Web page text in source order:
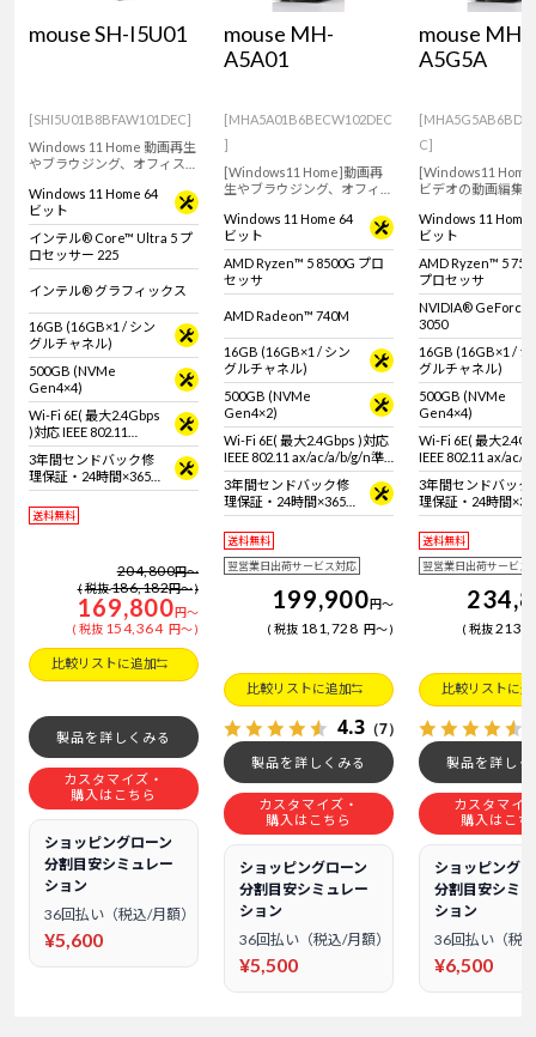
mouse SH-I5U01
[SHI5U01B8BFAW101DEC]
Windows 11 Home 動画再生
やブラウジング、オフィスア
リム型デスクトップパソコ
ン！AI処理を効率化、高速化
するNPU搭載。【キーボー
ド・マウス標準付属】
Windows 11 Home 64
ビット
インテル® Core™ Ultra 5 プ
ロセッサー 225
インテル® グラフィックス
16GB (16GB×1 / シン
グルチャネル)
500GB (NVMe
Gen4×4)
Wi-Fi 6E( 最大2.4Gbps
)対応 IEEE 802.11
ax/ac/a/b/g/n準拠 ＋
Bluetooth 5内蔵
3年間センドバック修
理保証・24時間×365
日電話サポート
送料無料
204,800円～
税抜186,182円～
169,800円～
税抜 154,364 円～
比較リストに追加
製品を詳しくみる
カスタマイズ・
購入はこちら
ショッピングローン
分割目安シミュレー
ション
36回払い（税込/月額）
¥5,600
mouse MH-
A5A01
[MHA5A01B6BECW102DEC
]
[Windows11 Home]動画再
生やブラウジング、オフィス
スタンダードデスクトップ
パソコン。【キーボード・マ
ウス標準付属】
Windows 11 Home 64
ビット
AMD Ryzen™ 5 8500G プロ
セッサ
AMD Radeon™ 740M
16GB (16GB×1 / シン
グルチャネル)
500GB (NVMe
Gen4×2)
Wi-Fi 6E( 最大2.4Gbps )対応
IEEE 802.11 ax/ac/a/b/g/n準
拠 ＋ Bluetooth 5内蔵
3年間センドバック修
理保証・24時間×365
日電話サポート
送料無料
翌営業日出荷サービス対応
199,900円～
税抜 181,728 円～
比較リストに追加
4.3 （7）
製品を詳しくみる
カスタマイズ・
購入はこちら
ショッピングローン
分割目安シミュレー
ション
36回払い（税込/月額）
¥5,500
mouse MH-
A5G5A
C]
[Windows11
ビデオの動画編集
ダードデスクトッ
ン。【キーボード
準付属】
Windows 11 Home
ビット
AMD Ryzen™ 5
プロセッサ
NVIDIA® GeForce
3050
16GB (16GB×1 / シ
グルチャネル)
500GB (NVMe
Gen4×4)
Wi-Fi 6E( 最大
IEEE 802.11 ax/ac/
拠 ＋ Bluetooth 5
3年間センドバック
理保証・24時間
日電話サポート
送料無料
翌営業日出荷サービス
税抜
比較リストに追
製品を詳しく
カスタマイ
購入はこち
ショッピング
分割目安シミ
ション
36回払い（税
¥6,500